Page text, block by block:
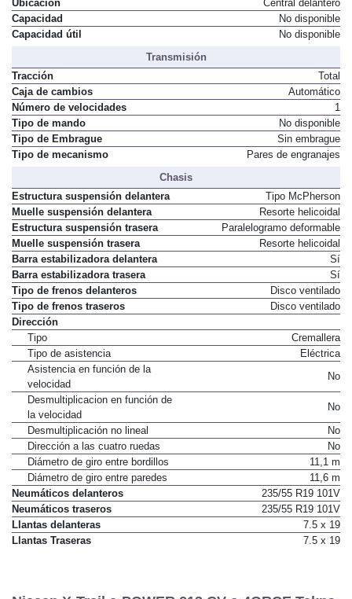
Ubicación
Central delantero
Capacidad
No disponible
Capacidad útil
No disponible
Transmisión
Tracción
Total
Caja de cambios
Automático
Número de velocidades
1
Tipo de mando
No disponible
Tipo de Embrague
Sin embrague
Tipo de mecanismo
Pares de engranajes
Chasis
Estructura suspensión delantera
Tipo McPherson
Muelle suspensión delantera
Resorte helicoidal
Estructura suspensión trasera
Paralelogramo deformable
Muelle suspensión trasera
Resorte helicoidal
Barra estabilizadora delantera
Sí
Barra estabilizadora trasera
Sí
Tipo de frenos delanteros
Disco ventilado
Tipo de frenos traseros
Disco ventilado
Dirección
Tipo
Cremallera
Tipo de asistencia
Eléctrica
Asistencia en función de la
velocidad
No
Desmultiplicacion en función de
la velocidad
No
Desmultiplicación no lineal
No
Dirección a las cuatro ruedas
No
Diámetro de giro entre bordillos
11,1 m
Diámetro de giro entre paredes
11,6 m
Neumáticos delanteros
235/55 R19 101V
Neumáticos traseros
235/55 R19 101V
Llantas delanteras
7.5 x 19
Llantas Traseras
7.5 x 19